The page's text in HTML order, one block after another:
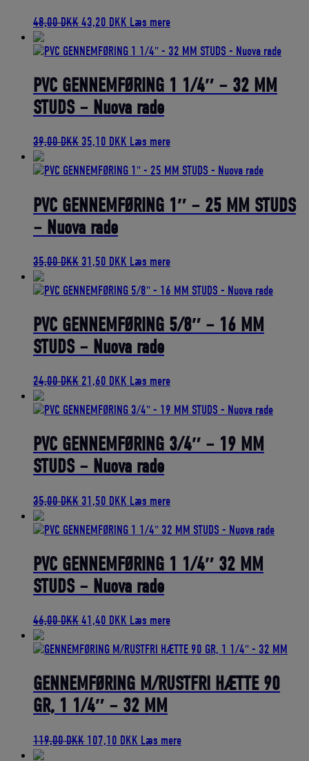
48,00DKKDen
pris
48,00 DKK.
43,20 DKK Den
pris
43,20 DKK.
Læs mere
PVC GENNEMFØRING 1 1/4″ – 32 MM
STUDS – Nuova rade
39,00DKK Den
pris
39,00 DKK.
35,10 DKK Den
pris
35,10 DKK.
Læs mere
PVC GENNEMFØRING 1″ – 25 MM STUDS
– Nuova rade
35,00DKK Den
pris
35,00 DKK.
31,50 DKK Den
pris
31,50 DKK.
Læs mere
PVC GENNEMFØRING 5/8″ – 16 MM
STUDS – Nuova rade
24,00DKK Den
pris
24,00 DKK.
21,60 DKK Den
pris
21,60 DKK.
Læs mere
PVC GENNEMFØRING 3/4″ – 19 MM
STUDS – Nuova rade
35,00DKK Den
pris
35,00 DKK.
31,50 DKK Den
pris
31,50 DKK.
Læs mere
PVC GENNEMFØRING 1 1/4″ 32 MM
STUDS – Nuova rade
46,00DKKDen
pris
46,00 DKK.
41,40 DKK Den
pris
41,40 DKK.
Læs mere
GENNEMFØRING M/RUSTFRI HÆTTE 90
GR, 1 1/4″ – 32 MM
119,00DKK Den
107,10 DKK Den
Læs mere